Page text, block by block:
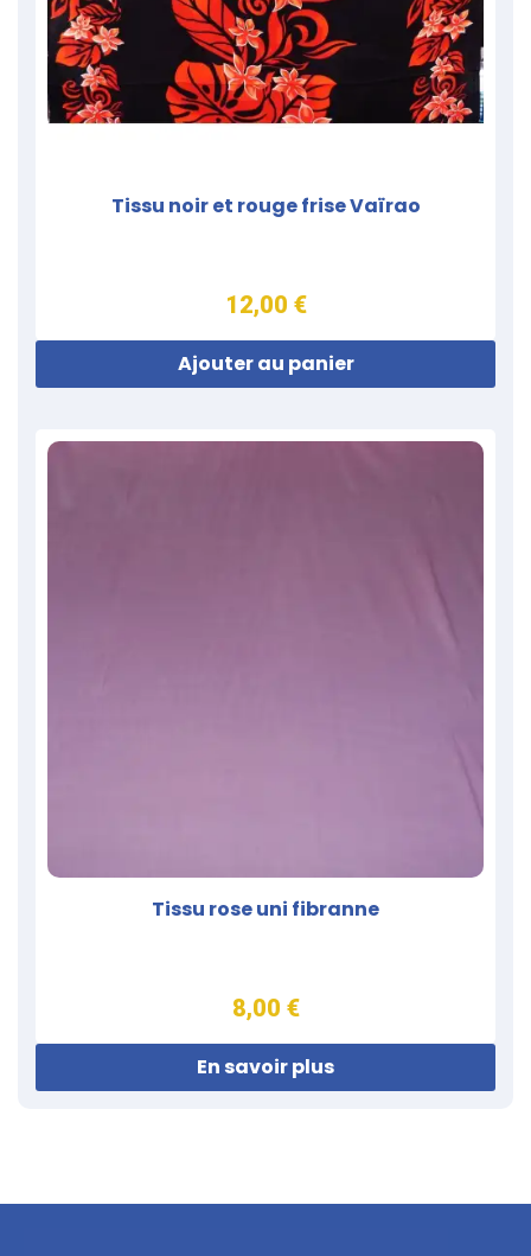
Tissu noir et rouge frise Vaïrao
12,00 €
Ajouter au panier
Tissu rose uni fibranne
8,00 €
En savoir plus